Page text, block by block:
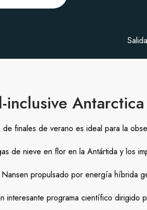
inclusive
de finales de verano es ideal para la
de nieve en flor en la Antártida y los
propulsado por energía híbrida
interesante programa científico